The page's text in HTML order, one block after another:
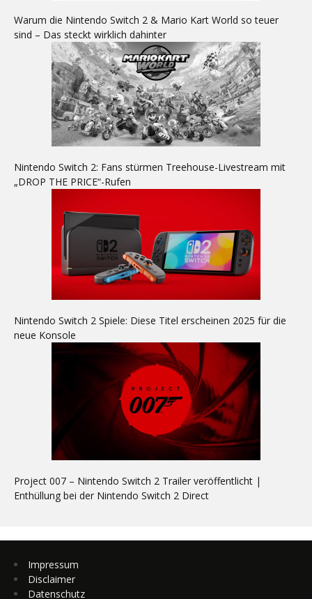
Warum die Nintendo Switch 2 & Mario Kart World so teuer
sind – Das steckt wirklich dahinter
Nintendo Switch 2: Fans stürmen Treehouse-Livestream mit
„DROP THE PRICE“-Rufen
Nintendo Switch 2 Spiele: Diese Titel erscheinen 2025 für die
neue Konsole
Project 007 – Nintendo Switch 2 Trailer veröffentlicht |
Enthüllung bei der Nintendo Switch 2 Direct
Impressum
Disclaimer
Datenschutz